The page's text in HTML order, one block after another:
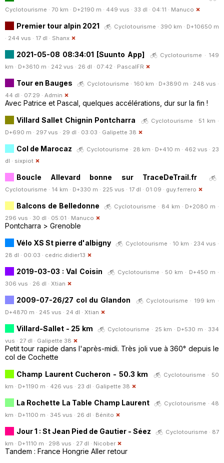
Cyclotourisme · 70 km · D+2190 m · 449 vus · 33 dl · 04:11 · Manuco
Premier tour alpin 2021
Cyclotourisme · 390 km · D+10650 m
· 244 vus · 17 dl · Shanx
2021-05-08 08:34:01 [Suunto App]
Cyclotourisme · 149
km · D+3610 m · 242 vus · 26 dl · 07:42 · PascalFR
Tour en Bauges
Cyclotourisme · 160 km · D+3890 m · 248 vus ·
44 dl · 07:29 · Admin
Avec Patrice et Pascal, quelques accélérations, dur sur la fin !
Villard Sallet Chignin Pontcharra
Cyclotourisme · 51 km ·
D+690 m · 297 vus · 29 dl · 03:03 · Galipette 38
Col de Marocaz
Cyclotourisme · 28 km · D+410 m · 462 vus · 23
dl · sixpiot
Boucle Allevard bonne sur TraceDeTrail.fr
Cyclotourisme · 14 km · D+330 m · 225 vus · 17 dl · 01:09 · guy.ferrero
Balcons de Belledonne
Cyclotourisme · 84 km · D+2080 m ·
296 vus · 30 dl · 05:01 · Manuco
Pontcharra > Grenoble
Vélo XS St pierre d'albigny
Cyclotourisme · 10 km · 234 vus ·
28 dl · 00:03 · cedric.didier13
2019-03-03 : Val Coisin
Cyclotourisme · 50 km · D+450 m ·
306 vus · 26 dl · Xtian
2009-07-26/27 col du Glandon
Cyclotourisme · 199 km ·
D+4870 m · 245 vus · 24 dl · Xtian
Villard-Sallet - 25 km
Cyclotourisme · 25 km · D+530 m · 334
vus · 27 dl · Galipette 38
Petit tour rapide dans l'après-midi. Très joli vue à 360° depuis le
col de Cochette
Champ Laurent Cucheron - 50.3 km
Cyclotourisme · 50
km · D+1190 m · 426 vus · 23 dl · Galipette 38
La Rochette La Table Champ Laurent
Cyclotourisme · 48
km · D+1100 m · 345 vus · 26 dl · Bénito
Jour 1 : St Jean Pied de Gautier - Séez
Cyclotourisme · 87
km · D+1110 m · 298 vus · 27 dl · Nicober
Tandem : France Hongrie Aller retour